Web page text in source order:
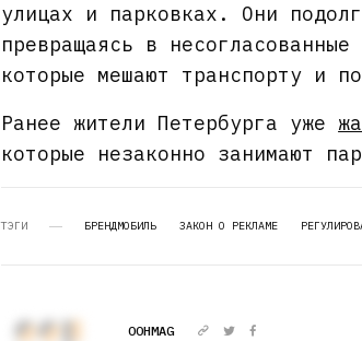
улицах и парковках. Они
превращаясь в
которые мешают транспорту и
Ранее жители Петербурга уже
которые незаконно занимают
ТЭГИ БРЕНДМОБИЛЬ ЗАКОН О РЕКЛАМЕ
OOHMAG